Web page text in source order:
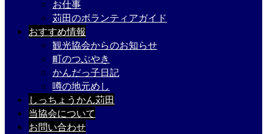
お仕事
苅田のボランティアガイド
おすすめ情報
観光協会からのお知らせ
町のつぶやき
かんだっ子日記
噂の地元めし
しっちょうかん苅田
当協会について
お問い合わせ